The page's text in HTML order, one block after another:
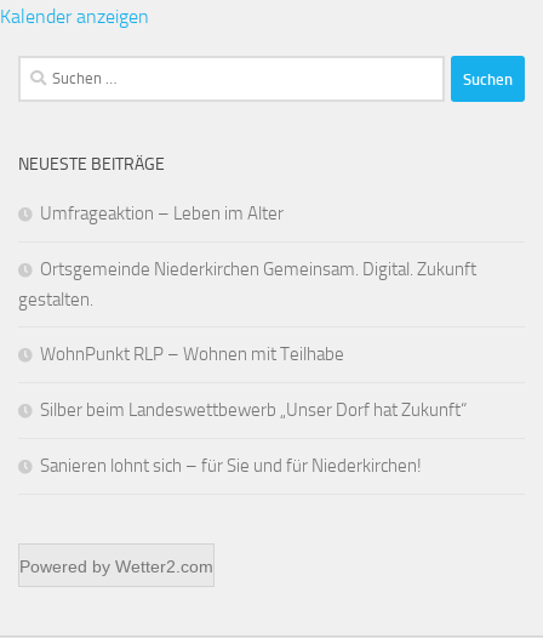
Kalender anzeigen
Suchen
nach:
NEUESTE BEITRÄGE
Umfrageaktion – Leben im Alter
Ortsgemeinde Niederkirchen Gemeinsam. Digital. Zukunft
gestalten.
WohnPunkt RLP – Wohnen mit Teilhabe
Silber beim Landeswettbewerb „Unser Dorf hat Zukunft“
Sanieren lohnt sich – für Sie und für Niederkirchen!
Powered by Wetter2.com